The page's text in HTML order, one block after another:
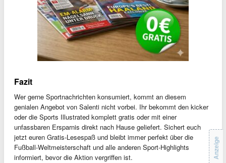
Fazit
Wer gerne Sportnachrichten konsumiert, kommt an diesem
genialen Angebot von Salenti nicht vorbei. Ihr bekommt den kicker
oder die Sports Illustrated komplett gratis oder mit einer
unfassbaren Ersparnis direkt nach Hause geliefert. Sichert euch
jetzt euren Gratis-Lesespaß und bleibt immer perfekt über die
Fußball-Weltmeisterschaft und alle anderen Sport-Highlights
informiert, bevor die Aktion vergriffen ist.
Anzeige